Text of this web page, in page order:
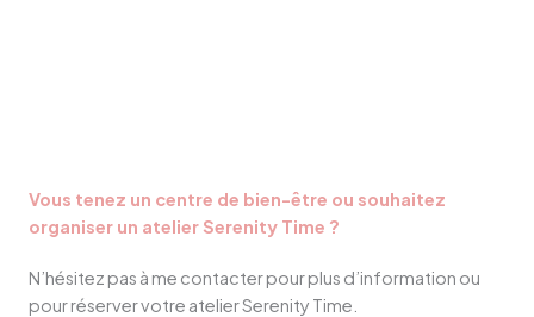
Vous tenez un centre de bien-être ou souhaitez
organiser un atelier Serenity Time ?
N’hésitez pas à me contacter pour plus d’information ou
pour réserver votre atelier Serenity Time.